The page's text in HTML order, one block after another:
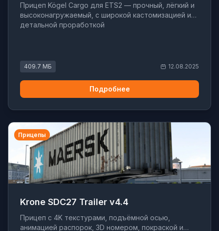
Прицеп Kögel Cargo для ETS2 — прочный, лёгкий и
высоконагружаемый, с широкой кастомизацией и
детальной проработкой
409.7 МБ 12.08.2025
Подробнее
Прицепы
Krone SDC27 Trailer v4.4
Прицеп с 4K текстурами, подъёмной осью,
анимацией распорок, 3D номером, покраской и